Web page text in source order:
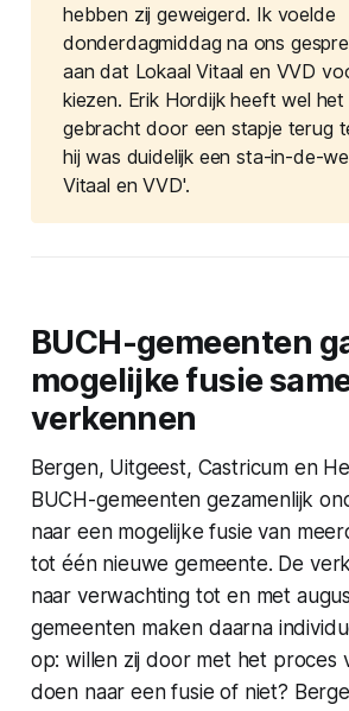
hebben zij geweigerd. Ik voelde
donderdagmiddag na ons
aan dat Lokaal Vitaal en VVD
kiezen. Erik Hordijk heeft wel
gebracht door een stapje terug
hij was duidelijk een sta-in-de-
Vitaal en VVD'.
BUCH-gemeenten
mogelijke fusie
verkennen
Bergen, Uitgeest, Castricum en
BUCH-gemeenten gezamenlijk
naar een mogelijke fusie van
tot één nieuwe gemeente. De
naar verwachting tot en met
gemeenten maken daarna
op: willen zij door met het proces
doen naar een fusie of niet?